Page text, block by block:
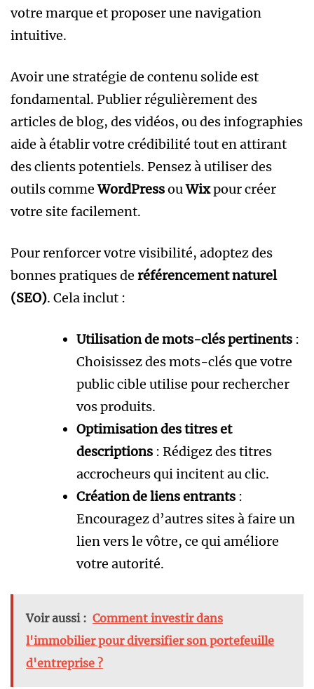
votre marque et proposer une navigation
intuitive.
Avoir une stratégie de contenu solide est
fondamental. Publier régulièrement des
articles de blog, des vidéos, ou des infographies
aide à établir votre crédibilité tout en attirant
des clients potentiels. Pensez à utiliser des
outils commeWordPressouWixpour créer
votre site facilement.
Pour renforcer votre visibilité, adoptez des
bonnes pratiques de référencement naturel
(SEO). Cela inclut :
Utilisation de mots-clés pertinents :
Choisissez des mots-clés que votre
public cible utilise pour rechercher
vos produits.
Optimisation des titres et
descriptions : Rédigez des titres
accrocheurs qui incitent au clic.
Création de liens entrants :
Encouragez d’autres sites à faire un
lien vers le vôtre, ce qui améliore
votre autorité.
Voir aussi : Comment investir dans
l'immobilier pour diversifier son portefeuille
d'entreprise ?